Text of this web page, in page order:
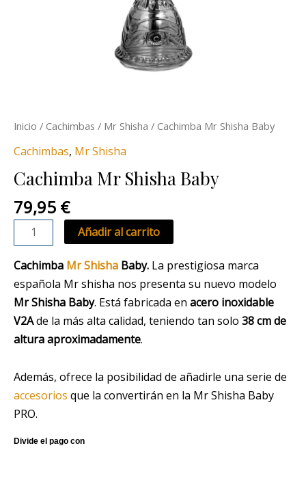
Inicio / Cachimbas / Mr Shisha / Cachimba Mr Shisha Baby
Cachimbas, Mr Shisha
Cachimba Mr Shisha Baby
79,95 €
Añadir al carrito
Cachimba Mr Shisha Baby. La prestigiosa marca
española Mr shisha nos presenta su nuevo modelo
Mr Shisha Baby. Está fabricada en acero inoxidable
V2Ade la más alta calidad, teniendo tan solo 38 cm de
altura aproximadamente.
Además, ofrece la posibilidad de añadirle una serie de
accesorios que la convertirán en la Mr Shisha Baby
PRO.